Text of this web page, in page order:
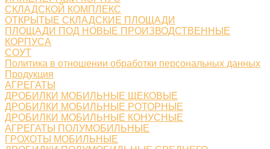
СКЛАДСКОЙ КОМПЛЕКС
ОТКРЫТЫЕ СКЛАДСКИЕ ПЛОЩАДИ
ПЛОЩАДИ ПОД НОВЫЕ ПРОИЗВОДСТВЕННЫЕ
КОРПУСА
СОУТ
Политика в отношении обработки персональных данных
Продукция
АГРЕГАТЫ
ДРОБИЛКИ МОБИЛЬНЫЕ ЩЕКОВЫЕ
ДРОБИЛКИ МОБИЛЬНЫЕ РОТОРНЫЕ
ДРОБИЛКИ МОБИЛЬНЫЕ КОНУСНЫЕ
АГРЕГАТЫ ПОЛУМОБИЛЬНЫЕ
ГРОХОТЫ МОБИЛЬНЫЕ